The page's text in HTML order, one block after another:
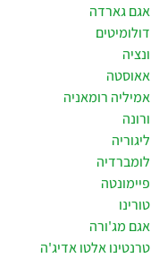
אגם גארדה
דולומיטים
ונציה
אאוסטה
אמיליה רומאניה
ורונה
ליגוריה
לומברדיה
פיימונטה
טורינו
אגם מג'ורה
טרנטינו אלטו אדיג'ה